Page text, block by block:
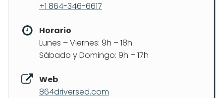
+1 864-346-6617
Horario
Lunes – Viernes: 9h – 18h
Sábado y Domingo: 9h – 17h
Web
864driversed.com